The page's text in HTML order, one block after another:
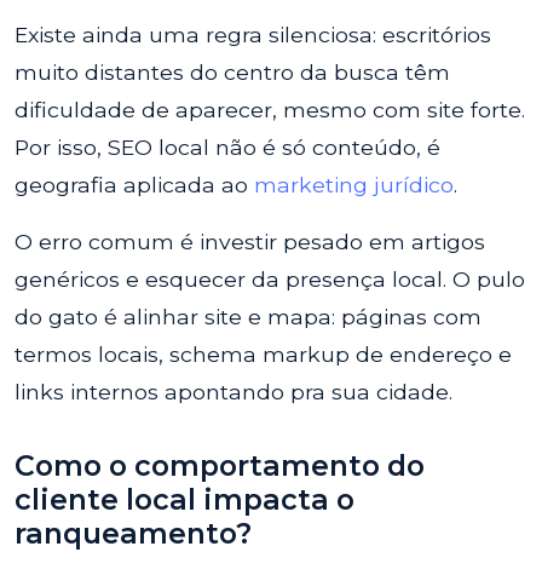
Existe ainda uma regra silenciosa: escritórios
muito distantes do centro da busca têm
dificuldade de aparecer, mesmo com site forte.
Por isso, SEO local não é só conteúdo, é
geografia aplicada ao marketing jurídico.
O erro comum é investir pesado em artigos
genéricos e esquecer da presença local. O pulo
do gato é alinhar site e mapa: páginas com
termos locais, schema markup de endereço e
links internos apontando pra sua cidade.
Como o comportamento do
cliente local impacta o
ranqueamento?